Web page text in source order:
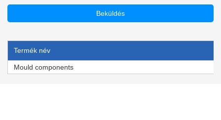
Termék név
Mould components